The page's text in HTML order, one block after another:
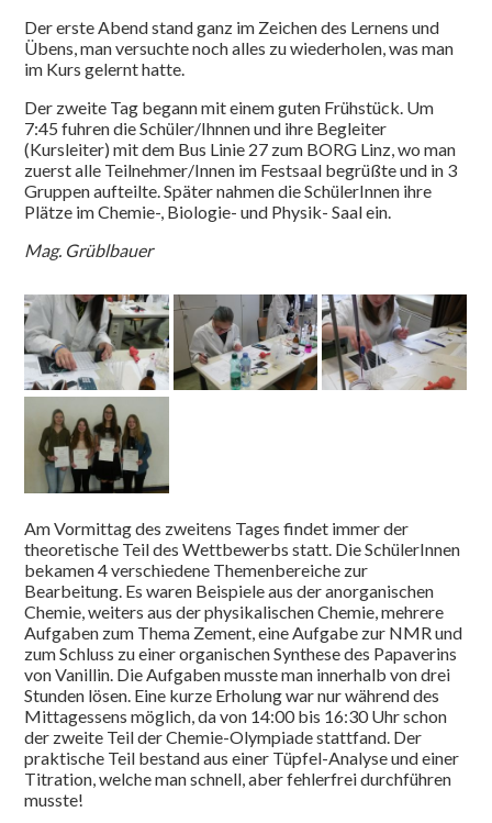
Der erste Abend stand ganz im Zeichen des Lernens und
Übens, man versuchte noch alles zu wiederholen, was man
im Kurs gelernt hatte.
Der zweite Tag begann mit einem guten Frühstück. Um
7:45 fuhren die Schüler/Ihnnen und ihre Begleiter
(Kursleiter) mit dem Bus Linie 27 zum BORG Linz, wo man
zuerst alle Teilnehmer/Innen im Festsaal begrüßte und in 3
Gruppen aufteilte. Später nahmen die SchülerInnen ihre
Plätze im Chemie-, Biologie- und Physik- Saal ein.
Mag. Grüblbauer
Am Vormittag des zweitens Tages findet immer der
theoretische Teil des Wettbewerbs statt. Die SchülerInnen
bekamen 4 verschiedene Themenbereiche zur
Bearbeitung. Es waren Beispiele aus der anorganischen
Chemie, weiters aus der physikalischen Chemie, mehrere
Aufgaben zum Thema Zement, eine Aufgabe zur NMR und
zum Schluss zu einer organischen Synthese des Papaverins
von Vanillin. Die Aufgaben musste man innerhalb von drei
Stunden lösen. Eine kurze Erholung war nur während des
Mittagessens möglich, da von 14:00 bis 16:30 Uhr schon
der zweite Teil der Chemie-Olympiade stattfand. Der
praktische Teil bestand aus einer Tüpfel-Analyse und einer
Titration, welche man schnell, aber fehlerfrei durchführen
musste!